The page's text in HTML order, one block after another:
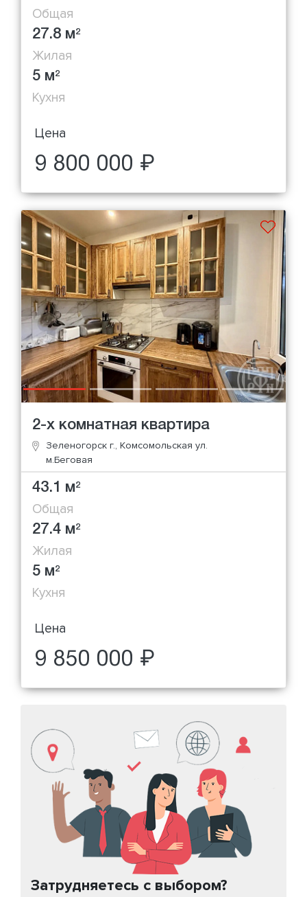
Общая
27.8 м2
Жилая
5 м2
Кухня
Цена
9 800 000 ₽
2-х комнатная квартира
Зеленогорск г., Комсомольская ул.
м.Беговая
43.1 м2
Общая
27.4 м2
Жилая
5 м2
Кухня
Цена
9 850 000 ₽
Затрудняетесь с выбором?